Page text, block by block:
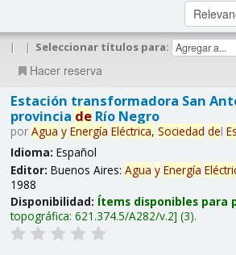
| | Seleccionar títulos para:
Hacer reserva
Estación transformadora San
provincia deRío Negro
por Agua y Energía Eléctrica, Sociedad del
Idioma: Español
Editor: Buenos Aires: Agua y Energía
1988
Disponibilidad: Ítems disponibles para
topográfica: 621.374.5/A282/v.2 (3).